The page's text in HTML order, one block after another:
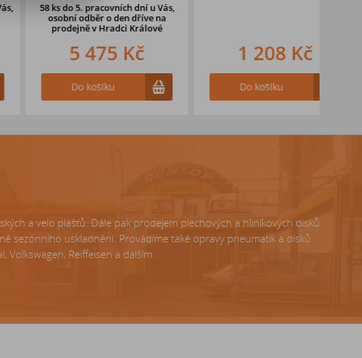
58 ks
do 5. pracovních dní u Vás,
osobní odběr o den dříve na
prodejněv Hradci Králové
5 475 Kč
Do košíku
1 208 Kč
Do košíku
a velo plášťů. Dále pak prodejem plechových a hliníkových disků
sezónního uskladnění. Provádíme také opravy pneumatik a disků
Volkswagen, Reiffeisen a dalším.